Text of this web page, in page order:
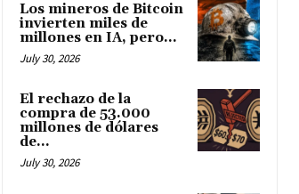
Los mineros de Bitcoin
invierten miles de
millones en IA, pero...
July 30, 2026
El rechazo de la
compra de 53.000
millones de dólares
de...
July 30, 2026